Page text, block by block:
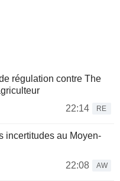
régulation contre The
22:14
RE
incertitudes au Moyen-
22:08
AW